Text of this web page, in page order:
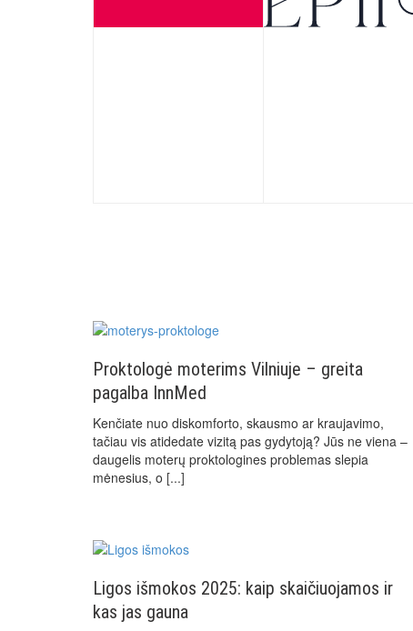
Proktologė moterims Vilniuje – greita
pagalba InnMed
Kenčiate nuo diskomforto, skausmo ar kraujavimo,
tačiau vis atidedate vizitą pas gydytoją? Jūs ne viena –
daugelis moterų proktologines problemas slepia
mėnesius, o [...]
Ligos išmokos 2025: kaip skaičiuojamos ir
kas jas gauna